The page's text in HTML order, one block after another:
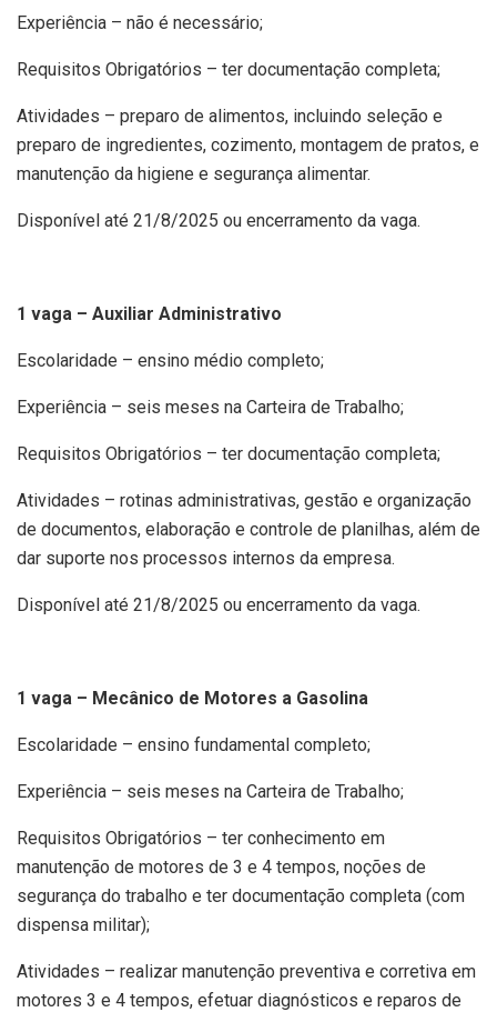
Experiência – não é necessário;
Requisitos Obrigatórios – ter documentação completa;
Atividades – preparo de alimentos, incluindo seleção e
preparo de ingredientes, cozimento, montagem de pratos, e
manutenção da higiene e segurança alimentar.
Disponível até 21/8/2025 ou encerramento da vaga.
1 vaga – Auxiliar Administrativo
Escolaridade – ensino médio completo;
Experiência – seis meses na Carteira de Trabalho;
Requisitos Obrigatórios – ter documentação completa;
Atividades – rotinas administrativas, gestão e organização
de documentos, elaboração e controle de planilhas, além de
dar suporte nos processos internos da empresa.
Disponível até 21/8/2025 ou encerramento da vaga.
1 vaga – Mecânico de Motores a Gasolina
Escolaridade – ensino fundamental completo;
Experiência – seis meses na Carteira de Trabalho;
Requisitos Obrigatórios – ter conhecimento em
manutenção de motores de 3 e 4 tempos, noções de
segurança do trabalho e ter documentação completa (com
dispensa militar);
Atividades – realizar manutenção preventiva e corretiva em
motores 3 e 4 tempos, efetuar diagnósticos e reparos de